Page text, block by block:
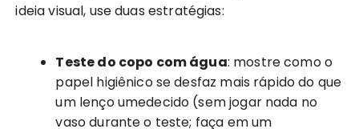
ideia visual, use duas estratégias:
Teste do copo com água: mostre como o
papel higiênico se desfaz mais rápido do que
um lenço umedecido (sem jogar nada no
vaso durante o teste; faça em um